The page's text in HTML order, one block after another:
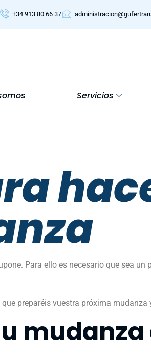
+34 913 80 66 37
Servicios
Para ello es necesario que sea
preparéis vuestra próxima